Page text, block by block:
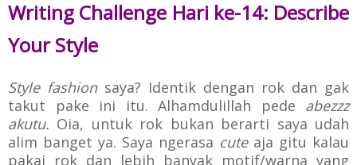
Writing Challenge Hari ke-14: Describe
Your Style
Style fashionsaya? Identik dengan rok dan gak
takut pake ini itu. Alhamdulillah pede abezzz
akutu. Oia, untuk rok bukan berarti saya udah
alim banget ya. Saya ngerasa cute aja gitu kalau
pakai rok dan lebih banyak motif/warna yang